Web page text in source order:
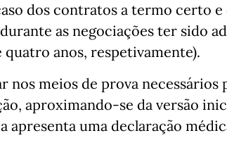
dos contratos a termo certo e
as negociações ter sido
quatro anos, respetivamente).
nos meios de prova necessários
aproximando-se da versão
apresenta uma declaração